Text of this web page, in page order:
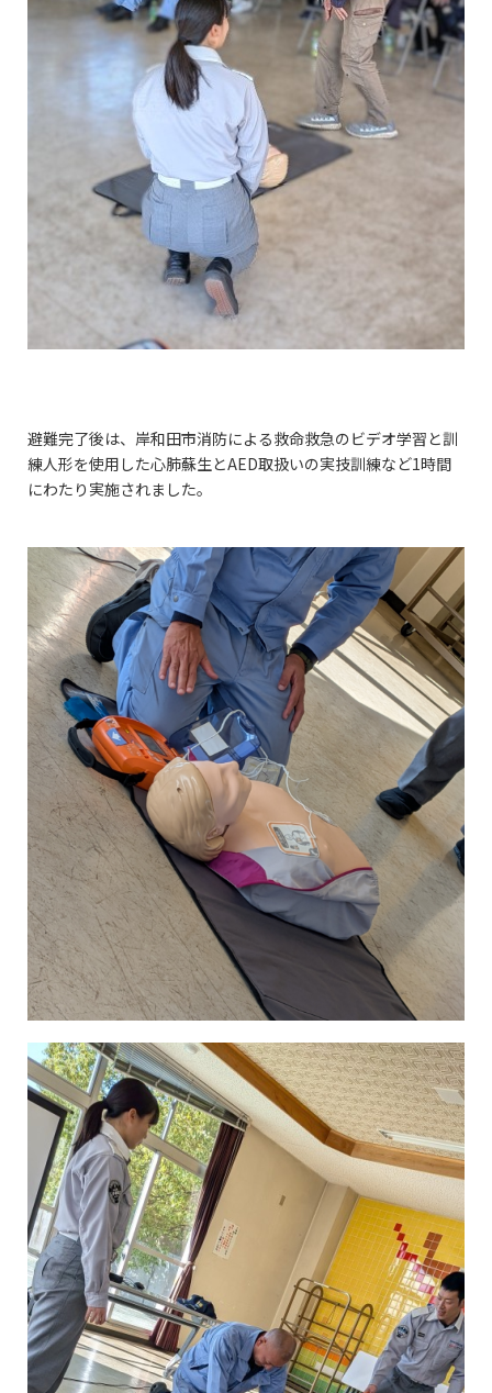
避難完了後は、岸和田市消防による救命救急のビデオ学習と訓
練人形を使用した心肺蘇生とAED取扱いの実技訓練など1時間
にわたり実施されました。